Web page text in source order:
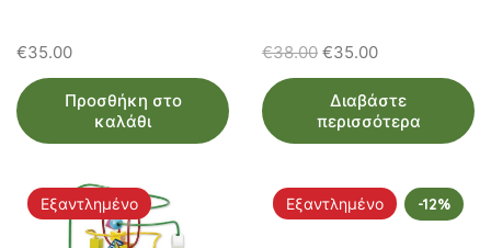
€35.00
Προσθήκη στο
καλάθι
€38.00 Original
price
was:
€38.00.
€35.00Η
τρέχουσα
τιμή
είναι:
Διαβάστε
περισσότερα
Εξαντλημένο Εξαντλημένο -12%